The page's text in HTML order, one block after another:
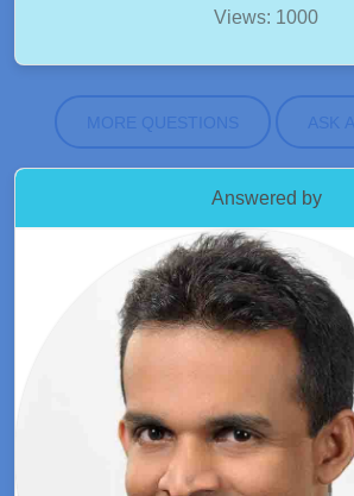
Views: 1000
MORE QUESTIONS ASK
Answered by